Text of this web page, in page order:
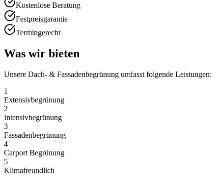
Kostenlose Beratung
Festpreisgarantie
Termingerecht
Was wir bieten
Unsere Dach- & Fassadenbegrünung umfasst folgende Leistungen:
1
Extensivbegrünung
2
Intensivbegrünung
3
Fassadenbegrünung
4
Carport Begrünung
5
Klimafreundlich